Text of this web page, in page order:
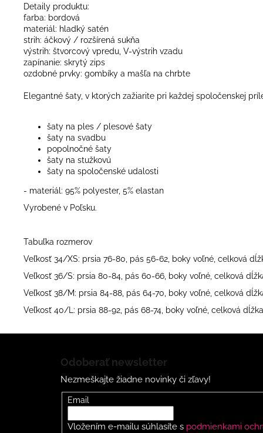
Detaily produktu:
farba: bordová
materiál: hladký satén
strih: áčkový / rozšírená sukňa
výstrih: štvorcový vpredu, V-výstrih vzadu
zapínanie: skrytý zips
ozdobné prvky: gombíky a mašľa na chrbte
Elegantné šaty, v ktorých zažiarite pri každej spoločenskej
šaty na ples / plesové šaty
šaty na svadbu
popolnočné šaty
šaty na stužkovú
šaty na spoločenské udalosti
- materiál: 95% polyester, 5% elastan
Vyrobené v Poľsku.
Tabuľka rozmerov
Veľkosť 34/XS: prsia 76-80, pás 56-62, boky voľné, celková
Veľkosť 36/S: prsia 80-84, pás 60-66, boky voľné, celková
Veľkosť 38/M: prsia 84-88, pás 64-70, boky voľné, celková
Veľkosť 40/L: prsia 88-92, pás 68-74, boky voľné, celková
Odoberať newsletter
Nezmeškajte žiadne novinky či zľavy!
Email
Vložením e-mailu súhlasíte s podmienkami